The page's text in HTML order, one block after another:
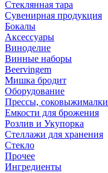
Стеклянная тара
Сувенирная продукция
Бокалы
Аксессуары
Виноделие
Винные наборы
Beervingem
Мишка бродит
Оборудование
Прессы, соковыжималки
Емкости для брожения
Розлив и Укупорка
Стеллажи для хранения
Стекло
Прочее
Ингредиенты